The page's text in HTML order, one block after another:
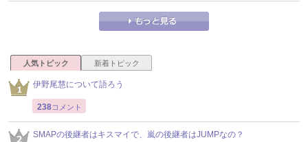
人気トピック 新着トピック
伊野尾慧について語ろう
238コメント
SMAPの後継者はキスマイで、嵐の後継者はJUMPなの？